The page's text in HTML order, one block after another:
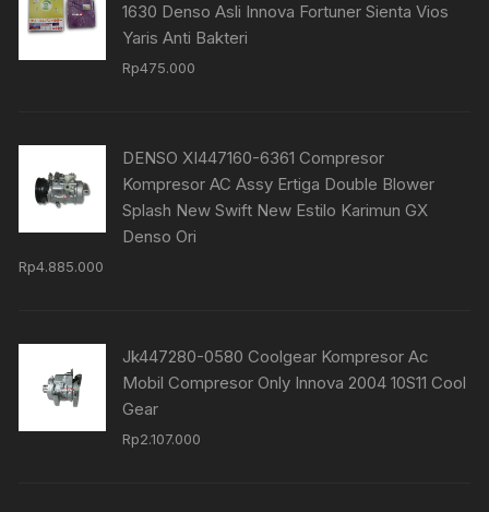
1630 Denso Asli Innova Fortuner Sienta Vios
Yaris Anti Bakteri
Rp475.000
DENSO XI447160-6361 Compresor
Kompresor AC Assy Ertiga Double Blower
Splash New Swift New Estilo Karimun GX
Denso Ori
Rp4.885.000
Jk447280-0580 Coolgear Kompresor Ac
Mobil Compresor Only Innova 2004 10S11 Cool
Gear
Rp2.107.000